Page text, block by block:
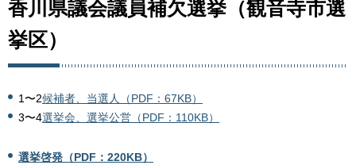
香川県議会議員補欠選挙（観音寺市選
挙区）
1〜2候補者、当選人（PDF：67KB）
3〜4選挙会、選挙公営（PDF：110KB）
選挙啓発（PDF：220KB）